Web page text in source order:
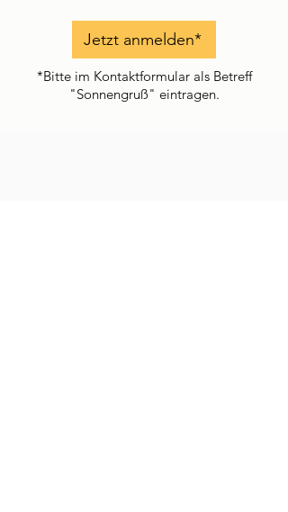
Jetzt anmelden*
*Bitte im Kontaktformular als Betreff
"Sonnengruß" eintragen.